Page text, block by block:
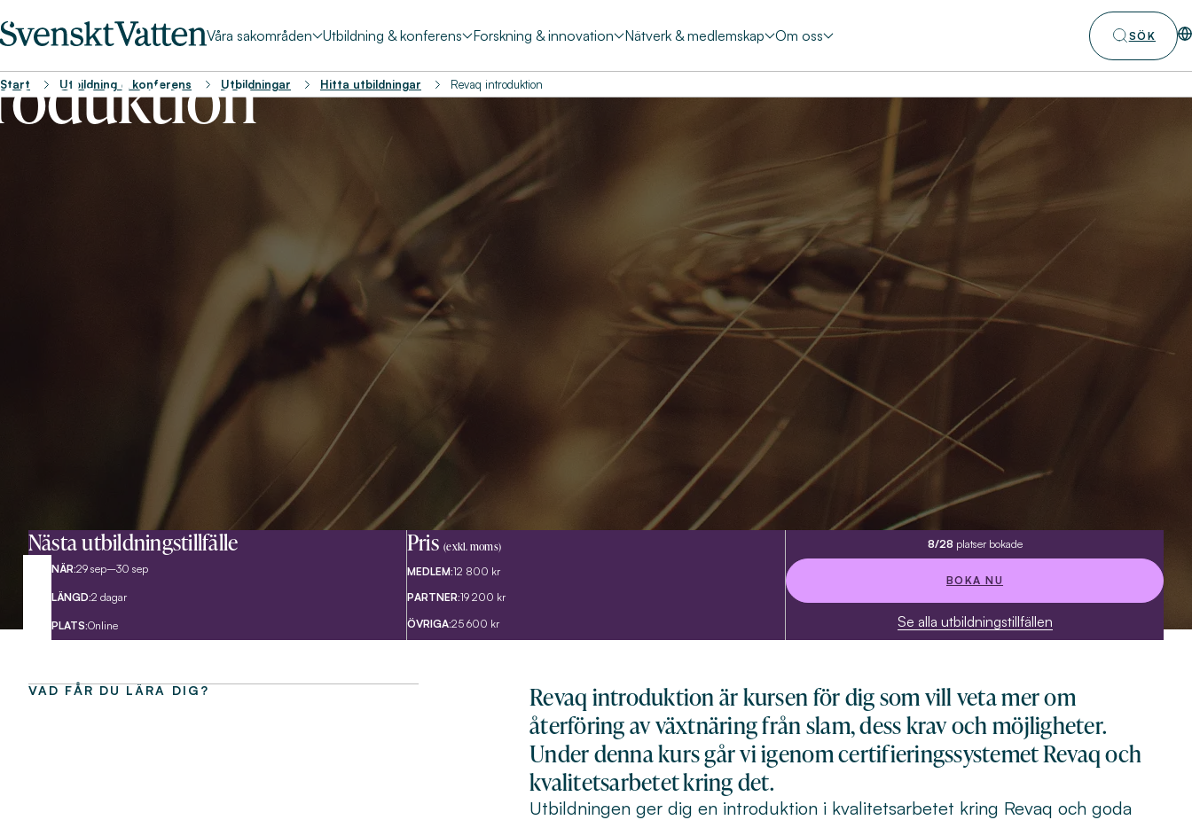
Våra sakområden Utbildning & konferens Forskning & innovation Nätverk & medlemskap Om oss SÖK
Start Utbildning & konferens Utbildningar Hitta utbildningar Revaq introduktion
Nästa utbildningstillfälle
NÄR:29 sep–30 sep
LÄNGD:2 dagar
PLATS:Online
Pris(exkl. moms)
MEDLEM:12 800 kr
PARTNER:19 200 kr
ÖVRIGA:25 600 kr
8/28 platser bokade
BOKA NU
Se alla utbildningstillfällen
VAD FÅR DU LÄRA DIG?
Revaq introduktion är kursen för dig som vill veta mer om
återföring av växtnäring från slam, dess krav och möjligheter.
Under denna kurs går vi igenom certifieringssystemet Revaq och
kvalitetsarbetet kring det.
Utbildningen ger dig en introduktion i kvalitetsarbetet kring Revaq och goda